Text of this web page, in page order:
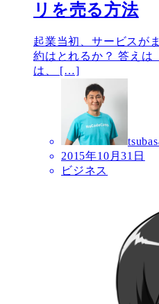
リを売る方法
起業当初、サービスが
約はとれるか？ 答えは
は、 […]
2015年10月31日
ビジネス